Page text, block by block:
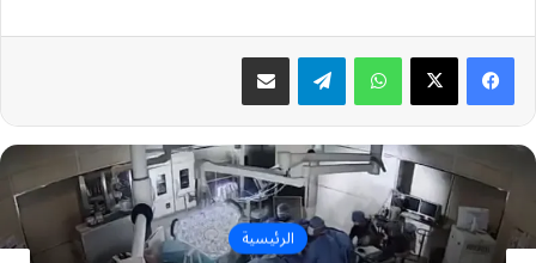
واتسابتيلقرام مشاركة عبر البريد
الرئيسية